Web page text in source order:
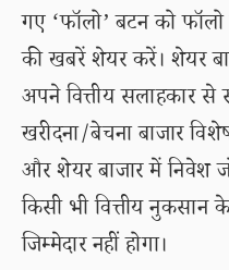
गए ‘फॉलो’ बटन को फॉलो
की खबरें शेयर करें। शेयर
अपने वित्तीय सलाहकार
खरीदना/बेचना बाजार
और शेयर बाजार में निवेश
किसी भी वित्तीय नुकसान के
जिम्मेदार नहीं होगा।